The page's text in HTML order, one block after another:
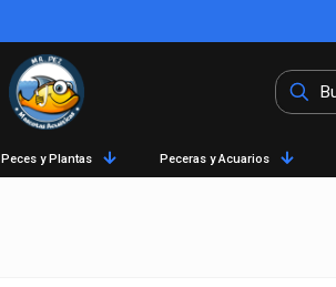
Peces y Plantas Peceras y Acuarios